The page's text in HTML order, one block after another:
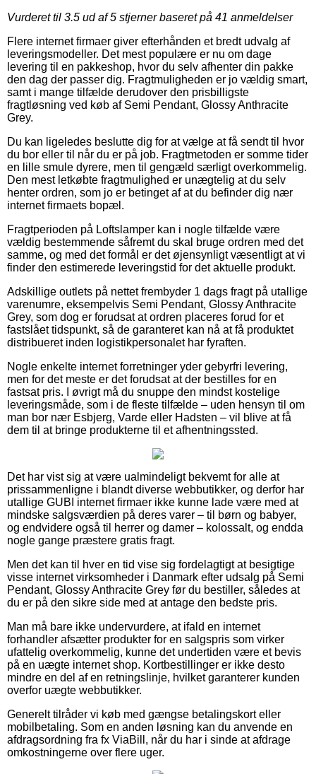
Vurderet til 3.5 ud af 5 stjerner baseret på 41 anmeldelser
Flere internet firmaer giver efterhånden et bredt udvalg af
leveringsmodeller. Det mest populære er nu om dage
levering til en pakkeshop, hvor du selv afhenter din pakke
den dag der passer dig. Fragtmuligheden er jo vældig smart,
samt i mange tilfælde derudover den prisbilligste
fragtløsning ved køb af Semi Pendant, Glossy Anthracite
Grey.
Du kan ligeledes beslutte dig for at vælge at få sendt til hvor
du bor eller til når du er på job. Fragtmetoden er somme tider
en lille smule dyrere, men til gengæld særligt overkommelig.
Den mest letkøbte fragtmulighed er unægtelig at du selv
henter ordren, som jo er betinget af at du befinder dig nær
internet firmaets bopæl.
Fragtperioden på Loftslamper kan i nogle tilfælde være
vældig bestemmende såfremt du skal bruge ordren med det
samme, og med det formål er det øjensynligt væsentligt at vi
finder den estimerede leveringstid for det aktuelle produkt.
Adskillige outlets på nettet frembyder 1 dags fragt på utallige
varenumre, eksempelvis Semi Pendant, Glossy Anthracite
Grey, som dog er forudsat at ordren placeres forud for et
fastslået tidspunkt, så de garanteret kan nå at få produktet
distribueret inden logistikpersonalet har fyraften.
Nogle enkelte internet forretninger yder gebyrfri levering,
men for det meste er det forudsat at der bestilles for en
fastsat pris. I øvrigt må du snuppe den mindst kostelige
leveringsmåde, som i de fleste tilfælde – uden hensyn til om
man bor nær Esbjerg, Varde eller Hadsten – vil blive at få
dem til at bringe produkterne til et afhentningssted.
Det har vist sig at være ualmindeligt bekvemt for alle at
prissammenligne i blandt diverse webbutikker, og derfor har
utallige GUBI internet firmaer ikke kunne lade være med at
mindske salgsværdien på deres varer – til børn og babyer,
og endvidere også til herrer og damer – kolossalt, og endda
nogle gange præstere gratis fragt.
Men det kan til hver en tid vise sig fordelagtigt at besigtige
visse internet virksomheder i Danmark efter udsalg på Semi
Pendant, Glossy Anthracite Grey før du bestiller, således at
du er på den sikre side med at antage den bedste pris.
Man må bare ikke undervurdere, at ifald en internet
forhandler afsætter produkter for en salgspris som virker
ufattelig overkommelig, kunne det undertiden være et bevis
på en uægte internet shop. Kortbestillinger er ikke desto
mindre en del af en retningslinje, hvilket garanterer kunden
overfor uægte webbutikker.
Generelt tilråder vi køb med gængse betalingskort eller
mobilbetaling. Som en anden løsning kan du anvende en
afdragsordning fra fx ViaBill, når du har i sinde at afdrage
omkostningerne over flere uger.